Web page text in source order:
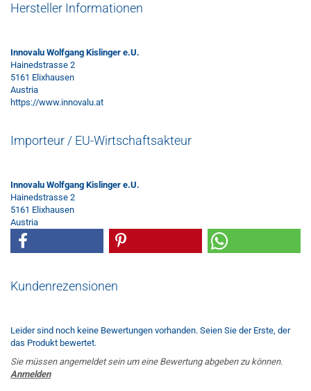
Hersteller Informationen
Innovalu Wolfgang Kislinger e.U.
Hainedstrasse 2
5161 Elixhausen
Austria
https://www.innovalu.at
Importeur / EU-Wirtschaftsakteur
Innovalu Wolfgang Kislinger e.U.
Hainedstrasse 2
5161 Elixhausen
Austria
Kundenrezensionen
Leider sind noch keine Bewertungen vorhanden. Seien Sie der Erste, der
das Produkt bewertet.
Sie müssen angemeldet sein um eine Bewertung abgeben zu können.
Anmelden